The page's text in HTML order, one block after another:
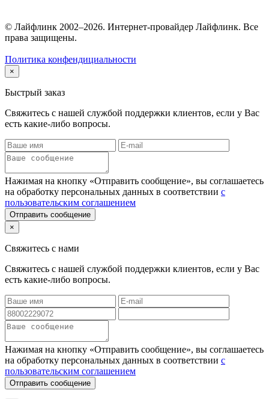
© Лайфлинк 2002–2026. Интернет-провайдер Лайфлинк. Все
права защищены.
Политика конфендициальности
×
Быстрый заказ
Свяжитесь с нашей службой поддержки клиентов, если у Вас
есть какие-либо вопросы.
Нажимая на кнопку «Отправить сообщение», вы соглашаетесь
на обработку персональных данных в соответствии с
пользовательским соглашением
Отправить сообщение
×
Свяжитесь с нами
Свяжитесь с нашей службой поддержки клиентов, если у Вас
есть какие-либо вопросы.
Нажимая на кнопку «Отправить сообщение», вы соглашаетесь
на обработку персональных данных в соответствии с
пользовательским соглашением
Отправить сообщение